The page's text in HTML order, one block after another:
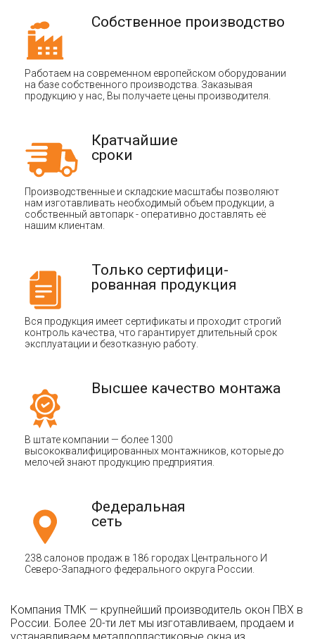
Собственное производство
Работаем на современном европейском оборудовании
на базе собственного производства. Заказывая
продукцию у нас, Вы получаете цены производителя.
Кратчайшие
сроки
Производственные и складские масштабы позволяют
нам изготавливать необходимый объем продукции, а
собственный автопарк - оперативно доставлять её
нашим клиентам.
Только сертифици-
рованная продукция
Вся продукция имеет сертификаты и проходит строгий
контроль качества, что гарантирует длительный срок
эксплуатации и безотказную работу.
Высшее качество монтажа
В штате компании — более 1300
высококвалифицированных монтажников, которые до
мелочей знают продукцию предприятия.
Федеральная
сеть
238 салонов продаж в 186 городах Центрального И
Северо-Западного федерального округа России.
Компания ТМК — крупнейший производитель окон ПВХ в
России. Более 20-ти лет мы изготавливаем, продаем и